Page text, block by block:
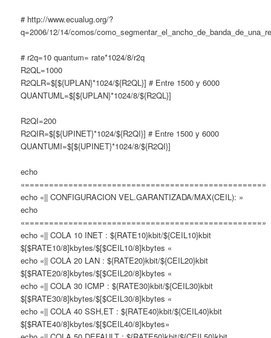
# http://www.ecualug.org/?
q=2006/12/14/comos/
# r2q=10 quantum= rate*1024/8/r2q
R2QL=1000
R2QLR=$[${UPLAN}*1024/${R2QL}] # Entre 1500 y 6000
QUANTUML=$[${UPLAN}*1024/8/${R2QL}]
R2QI=200
R2QIR=$[${UPINET}*1024/${R2QI}] # Entre 1500 y 6000
QUANTUMI=$[${UPINET}*1024/8/${R2QI}]
echo
«=================================================»
echo «|| CONFIGURACION VEL.GARANTIZADA/MAX(CEIL): »
echo
«=================================================»
echo «|| COLA 10 INET : ${RATE10}kbit/${CEIL10}kbit
$[$RATE10/8]kbytes/$[$CEIL10/8]kbytes «
echo «|| COLA 20 LAN : ${RATE20}kbit/${CEIL20}kbit
$[$RATE20/8]kbytes/$[$CEIL20/8]kbytes «
echo «|| COLA 30 ICMP : ${RATE30}kbit/${CEIL30}kbit
$[$RATE30/8]kbytes/$[$CEIL30/8]kbytes «
echo «|| COLA 40 SSH,ET : ${RATE40}kbit/${CEIL40}kbit
$[$RATE40/8]kbytes/$[$CEIL40/8]kbytes»